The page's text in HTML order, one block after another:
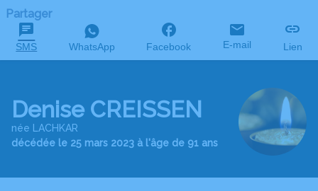
Partager
SMS WhatsApp Facebook E-mail Lien
Denise CREISSEN
née LACHKAR
décédée le 25 mars 2023 à l'âge de 91 ans